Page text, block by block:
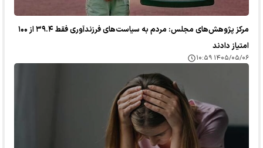
مرکز پژوهش‌های مجلس: مردم به سیاست‌های فرزندآوری فقط ۳۹.۴ از ۱۰۰
امتیاز دادند
۱۴۰۵/۰۵/۰۶ ۱۰:۵۹